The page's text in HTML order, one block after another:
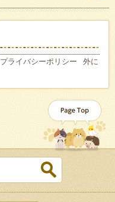
プライバシーポリシー
外に